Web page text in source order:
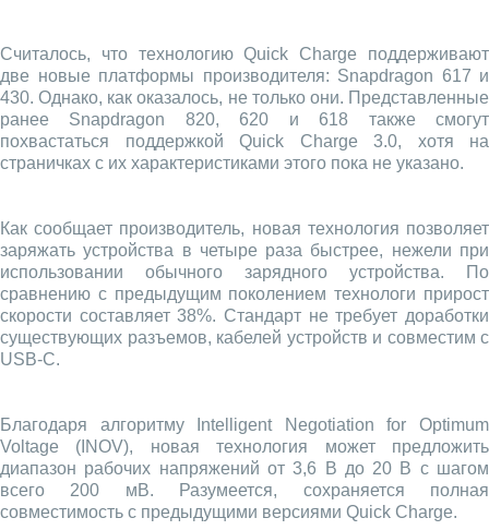
Считалось, что технологию Quick Charge поддерживают
две новые платформы производителя: Snapdragon 617 и
430. Однако, как оказалось, не только они. Представленные
ранее Snapdragon 820, 620 и 618 также смогут
похвастаться поддержкой Quick Charge 3.0, хотя на
страничках с их характеристиками этого пока не указано.
Как сообщает производитель, новая технология позволяет
заряжать устройства в четыре раза быстрее, нежели при
использовании обычного зарядного устройства. По
сравнению с предыдущим поколением технологи прирост
скорости составляет 38%. Стандарт не требует доработки
существующих разъемов, кабелей устройств и совместим с
USB-C.
Благодаря алгоритму Intelligent Negotiation for Optimum
Voltage (INOV), новая технология может предложить
диапазон рабочих напряжений от 3,6 В до 20 В с шагом
всего 200 мВ. Разумеется, сохраняется полная
совместимость с предыдущими версиями Quick Charge.